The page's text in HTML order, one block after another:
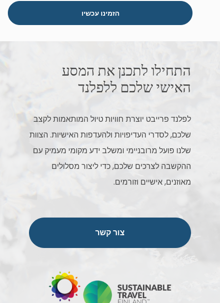
הזמינו עכשיו
התחילו לתכנן את המסע
האישי שלכם ללפלנד
לפלנד פרייבט יוצרת חוויות טיול המותאמות לקצב
שלכם, לסדרי העדיפויות ולהעדפות האישיות. הצוות
שלנו פועל מרובניימי ומשלב ידע מקומי מעמיק עם
ההקשבה לצרכים שלכם, כדי ליצור מסלולים
מאוזנים, אישיים וזורמים.
צור קשר